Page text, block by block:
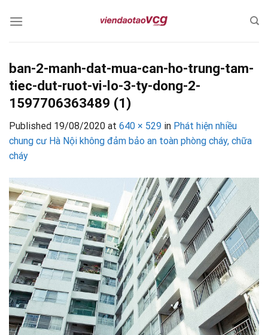
ban-2-manh-dat-mua-can-ho-trung-tam-
tiec-dut-ruot-vi-lo-3-ty-dong-2-
1597706363489 (1)
Published 19/08/2020 at 640 × 529 in Phát hiện nhiều
chung cư Hà Nội không đảm bảo an toàn phòng cháy, chữa
cháy